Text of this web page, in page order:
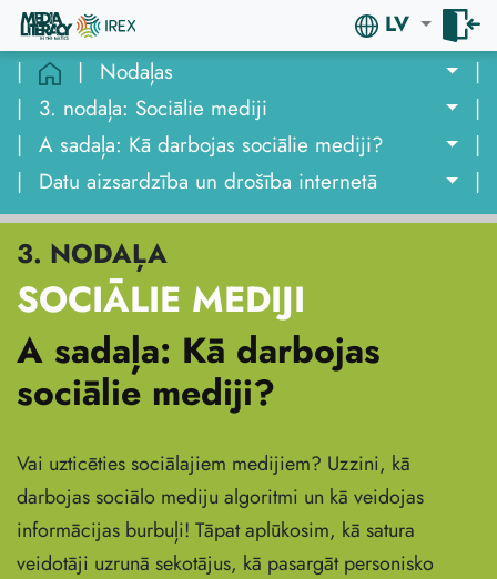
LV
|
| Nodaļas
|
|
3. nodaļa: Sociālie mediji
|
| A sadaļa: Kā darbojas sociālie mediji?
|
|
Datu aizsardzība un drošība internetā |
3. NODAĻA
SOCIĀLIE MEDIJI
A sadaļa: Kā darbojas
sociālie mediji?
Vai uzticēties sociālajiem medijiem? Uzzini, kā
darbojas sociālo mediju algoritmi un kā veidojas
informācijas burbuļi! Tāpat aplūkosim, kā satura
veidotāji uzrunā sekotājus, kā pasargāt personisko